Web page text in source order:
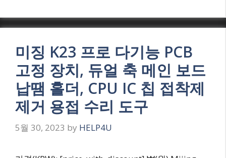
미징 K23 프로 다기능 PCB
고정 장치, 듀얼 축 메인 보드
납땜 홀더, CPU IC 칩 접착제
제거 용접 수리 도구
5월 30, 2023 by HELP4U